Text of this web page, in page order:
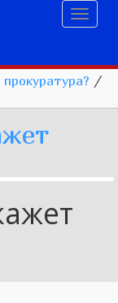
/